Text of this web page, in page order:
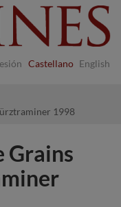
Castellano English
1998
Grains